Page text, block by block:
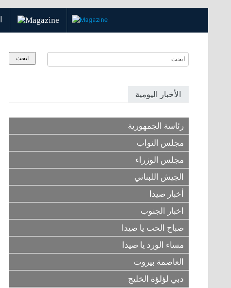
الأخبار اليومية
رئاسة الجمهورية
مجلس النواب
مجلس الوزراء
الجيش اللبناني
أخبار صيدا
اخبار الجنوب
صباح الحب يا صيدا
مساء الورد يا صيدا
العاصمة بيروت
دبي لؤلؤة الخليج